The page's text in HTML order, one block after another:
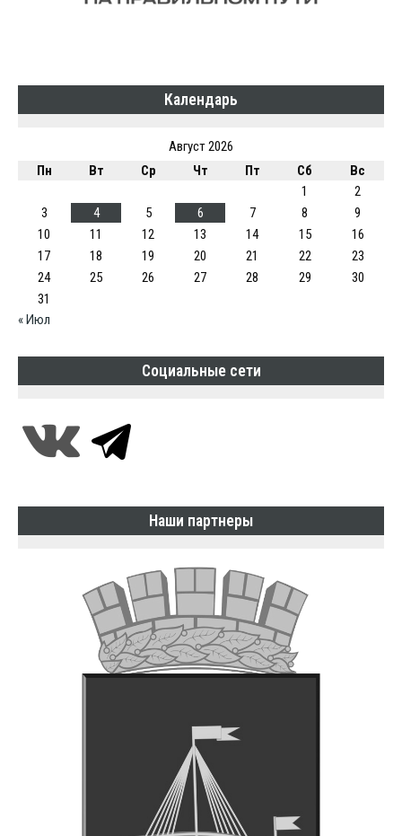
Календарь
Август 2026
Пн
Вт Ср Чт Пт Сб
Вс
1
2
3
4 5 6 7 8
9
10
11 12 13 14 15
16
17
18 19 20 21 22
23
24
25 26 27 28 29
30
31
« Июл
Социальные сети
Наши партнеры